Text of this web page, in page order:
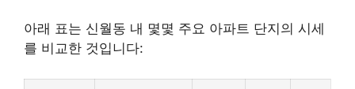
아래 표는 신월동 내 몇몇 주요 아파트 단지의 시세
를 비교한 것입니다: